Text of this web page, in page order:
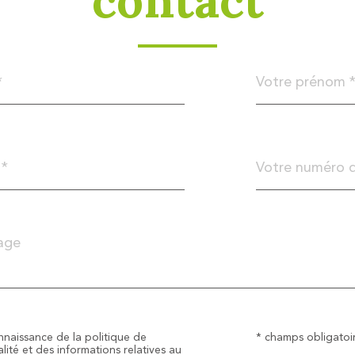
*
*
de la politique de
et des informations relatives au
* champs